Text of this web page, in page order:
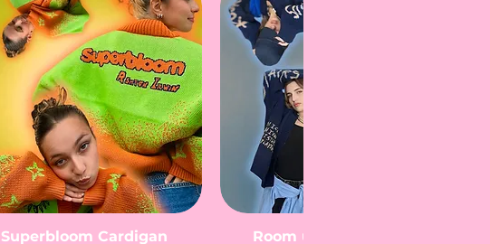
Superbloom Cardigan Room under the stairs